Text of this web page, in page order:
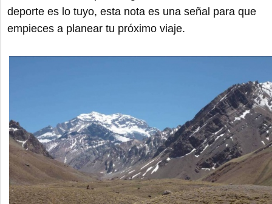
deporte es lo tuyo, esta nota es una señal para que
empieces a planear tu próximo viaje.